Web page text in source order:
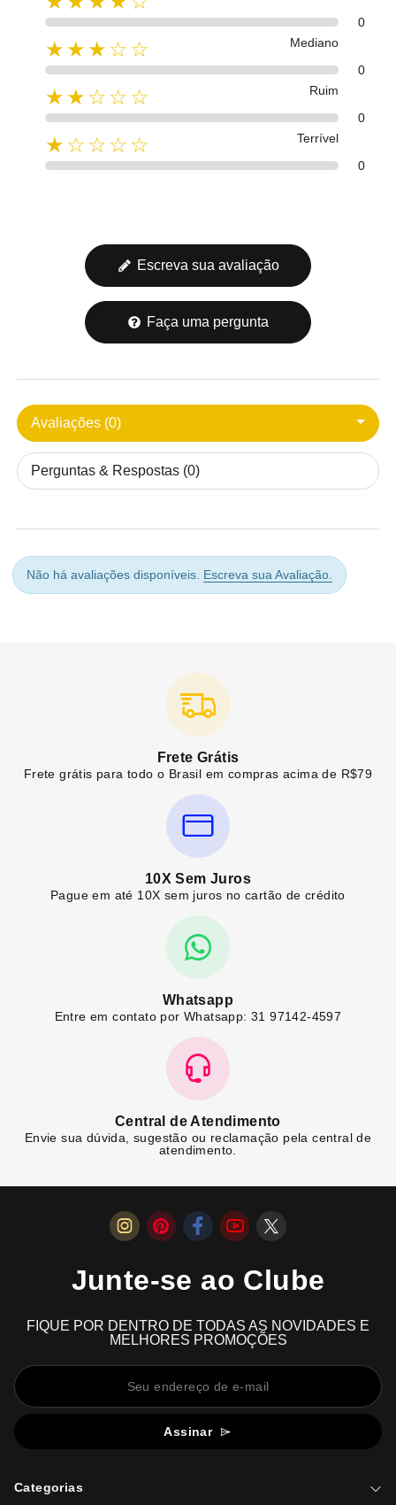
0
★★★☆☆
Mediano
0
★★☆☆☆
Ruim
0
★☆☆☆☆
Terrível
0
Escreva sua avaliação
Faça uma pergunta
Avaliações (0)
Perguntas & Respostas (0)
Não há avaliações disponíveis. Escreva sua Avaliação.
Frete Grátis
Frete grátis para todo o Brasil em compras acima de R$79
10X Sem Juros
Pague em até 10X sem juros no cartão de crédito
Whatsapp
Entre em contato por Whatsapp: 31 97142-4597
Central de Atendimento
Envie sua dúvida, sugestão ou reclamação pela central de
atendimento.
Junte-se ao Clube
FIQUE POR DENTRO DE TODAS AS NOVIDADES E
MELHORES PROMOÇÕES
Assinar
Categorias